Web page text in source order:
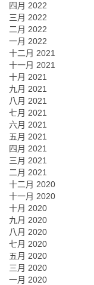
四月 2022
三月 2022
二月 2022
一月 2022
十二月 2021
十一月 2021
十月 2021
九月 2021
八月 2021
七月 2021
六月 2021
五月 2021
四月 2021
三月 2021
二月 2021
十二月 2020
十一月 2020
十月 2020
九月 2020
八月 2020
七月 2020
五月 2020
三月 2020
一月 2020